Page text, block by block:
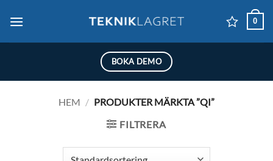
0
BOKA DEMO
HEM / PRODUKTER MÄRKTA ”QI”
FILTRERA